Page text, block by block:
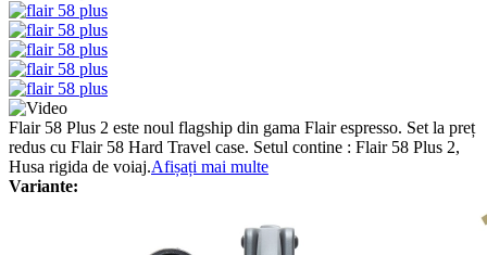
Flair 58 Plus 2 este noul flagship din gama Flair espresso. Set la preț
redus cu Flair 58 Hard Travel case. Setul contine : Flair 58 Plus 2,
Husa rigida de voiaj.Afișați mai multe
Variante: